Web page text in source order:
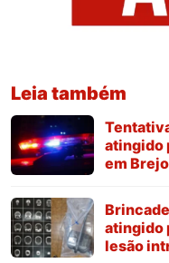
Leia também
atingido
em
atingido
lesão